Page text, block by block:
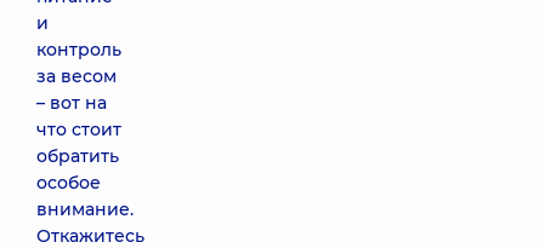
и
контроль
за весом
– вот на
что стоит
обратить
особое
внимание.
Откажитесь